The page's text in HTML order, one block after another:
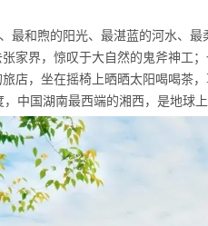
最和煦的阳光、最湛蓝的河水、
家界，惊叹于大自然的鬼斧神工
店，坐在摇椅上晒晒太阳喝喝茶
中国湖南最西端的湘西，是地球上